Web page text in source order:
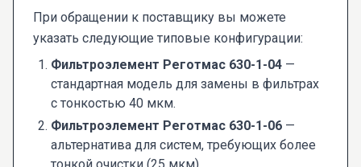
При обращении к поставщику вы можете
указать следующие типовые конфигурации:
Фильтроэлемент Реготмас 630-1-04 —
стандартная модель для замены в фильтрах
с тонкостью 40 мкм.
Фильтроэлемент Реготмас 630-1-06 —
альтернатива для систем, требующих более